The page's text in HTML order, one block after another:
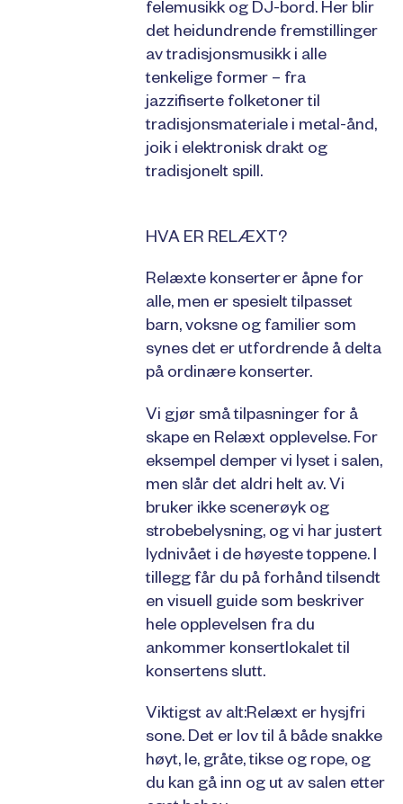
felemusikk og DJ-bord. Her blir
det heidundrende fremstillinger
av tradisjonsmusikk i alle
tenkelige former – fra
jazzifiserte folketoner til
tradisjonsmateriale i metal-ånd,
joik i elektronisk drakt og
tradisjonelt spill.
HVA ER RELÆXT?
Relæxte konserter er åpne for
alle, men er spesielt tilpasset
barn, voksne og familier som
synes det er utfordrende å delta
på ordinære konserter.
Vi gjør små tilpasninger for å
skape en Relæxt opplevelse. For
eksempel demper vi lyset i salen,
men slår det aldri helt av. Vi
bruker ikke scenerøyk og
strobebelysning, og vi har justert
lydnivået i de høyeste toppene. I
tillegg får du på forhånd tilsendt
en visuell guide som beskriver
hele opplevelsen fra du
ankommer konsertlokalet til
konsertens slutt.
Viktigst av alt:Relæxt er hysjfri
sone. Det er lov til å både snakke
høyt, le, gråte, tikse og rope, og
du kan gå inn og ut av salen etter